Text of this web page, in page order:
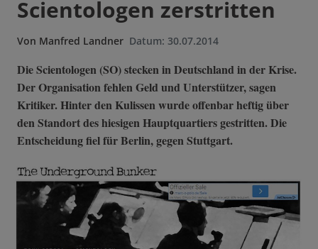
Scientologen zerstritten
Von Manfred Landner Datum: 30.07.2014
Die Scientologen (SO) stecken in Deutschland in der Krise.
Der Organisation fehlen Geld und Unterstützer, sagen
Kritiker. Hinter den Kulissen wurde offenbar heftig über
den Standort des hiesigen Hauptquartiers gestritten. Die
Entscheidung fiel für Berlin, gegen Stuttgart.